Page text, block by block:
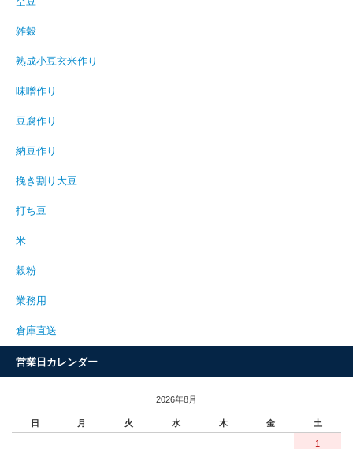
雑穀
熟成小豆玄米作り
味噌作り
豆腐作り
納豆作り
挽き割り大豆
打ち豆
米
穀粉
業務用
倉庫直送
営業日カレンダー
2026年8月
日 月 火 水 木 金 土
1